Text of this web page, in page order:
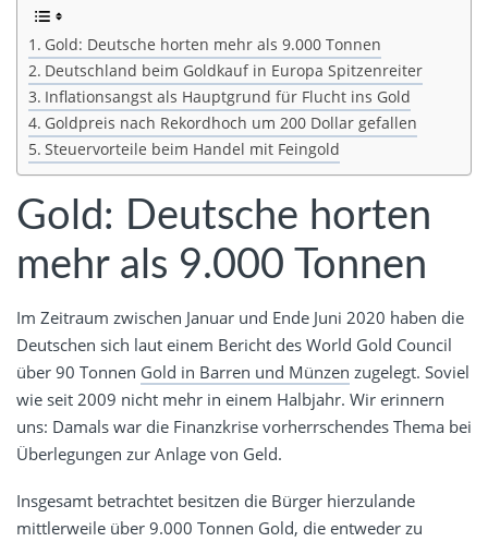
Gold: Deutsche horten mehr als 9.000 Tonnen
Deutschland beim Goldkauf in Europa Spitzenreiter
Inflationsangst als Hauptgrund für Flucht ins Gold
Goldpreis nach Rekordhoch um 200 Dollar gefallen
Steuervorteile beim Handel mit Feingold
Gold: Deutsche horten
mehr als 9.000 Tonnen
Im Zeitraum zwischen Januar und Ende Juni 2020 haben die
Deutschen sich laut einem Bericht des World Gold Council
über 90 Tonnen Gold in Barren und Münzen zugelegt. Soviel
wie seit 2009 nicht mehr in einem Halbjahr. Wir erinnern
uns: Damals war die Finanzkrise vorherrschendes Thema bei
Überlegungen zur Anlage von Geld.
Insgesamt betrachtet besitzen die Bürger hierzulande
mittlerweile über 9.000 Tonnen Gold, die entweder zu